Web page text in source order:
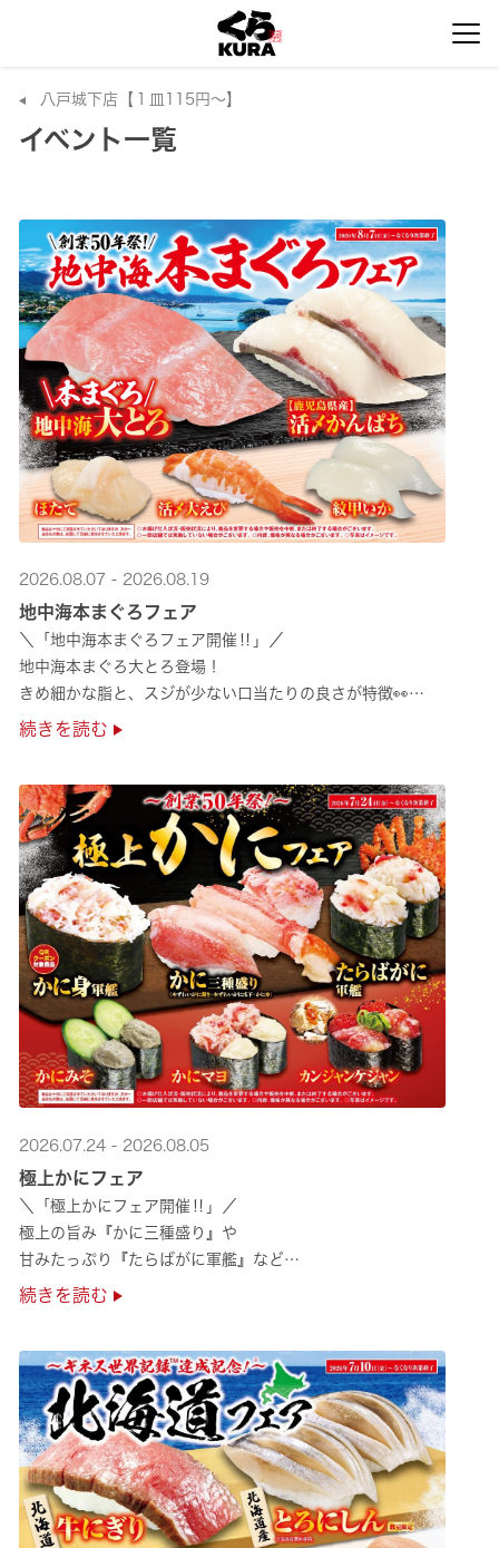
八戸城下店【１皿115円～】
イベント一覧
2026.08.07 - 2026.08.19
地中海本まぐろフェア
＼「地中海本まぐろフェア開催‼」／
地中海本まぐろ大とろ登場！
きめ細かな脂と、スジが少ない口当たりの良さが特徴👀
さらに、鹿児島で育った高級魚【鹿児島県産活〆かんぱち】など
続きを読む
2026.07.24 - 2026.08.05
極上かにフェア
＼「極上かにフェア開催‼」／
極上の旨み『かに三種盛り』や
甘みたっぷり『たらばがに軍艦』など
絶品のかにを味わいつくせる！🦀
ぜひくら寿司へお越しください！✨
続きを読む